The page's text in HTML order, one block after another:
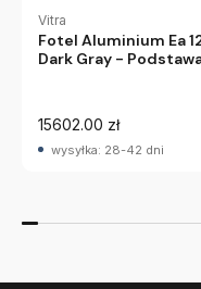
Vitra
Fotel Aluminium Ea
Dark Gray -
15602.00 zł
wysyłka: 28-42 dni